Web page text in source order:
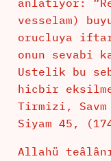
anlatiyor:
vesselam)
orucluya
onun sevabi
Ustelik bu
hicbir
Tirmizi,
Siyam 45,
Allahü